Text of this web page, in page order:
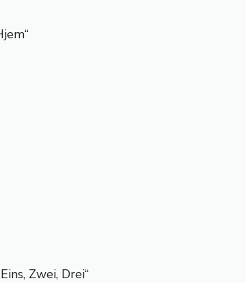
Zwei, Drei“